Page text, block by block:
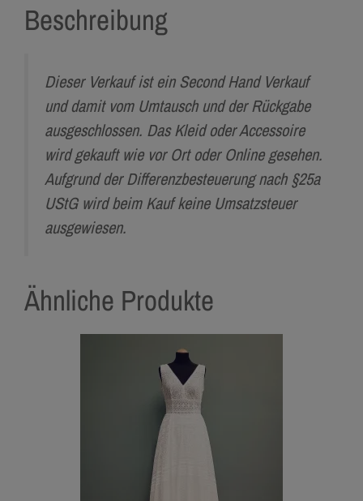
Beschreibung
Dieser Verkauf ist ein Second Hand Verkauf
und damit vom Umtausch und der Rückgabe
ausgeschlossen. Das Kleid oder Accessoire
wird gekauft wie vor Ort oder Online gesehen.
Aufgrund der Differenzbesteuerung nach §25a
UStG wird beim Kauf keine Umsatzsteuer
ausgewiesen.
Ähnliche Produkte